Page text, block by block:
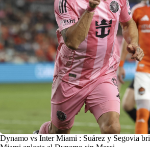
Dynamo vs Inter Miami : Suárez y Segovia